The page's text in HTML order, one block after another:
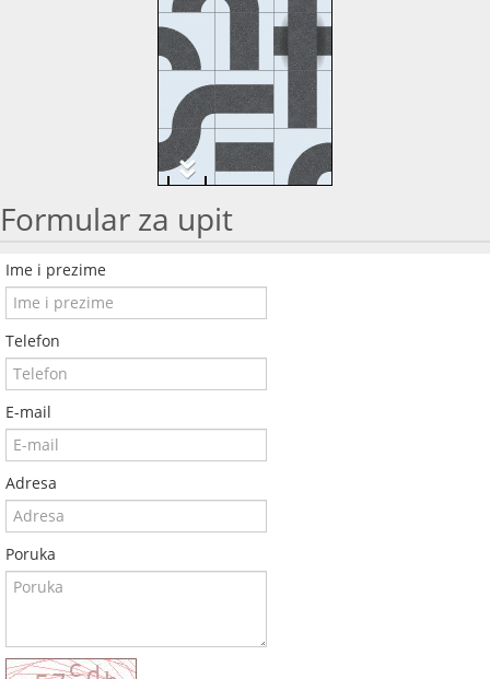
Formular za upit
Ime i prezime
Telefon
E-mail
Adresa
Poruka